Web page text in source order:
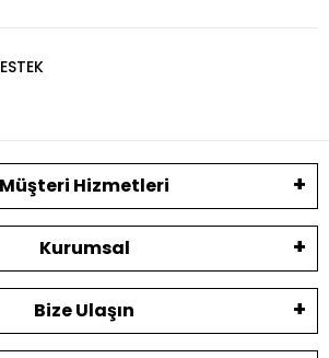
Müşteri Hizmetleri
Kurumsal
Bize Ulaşın